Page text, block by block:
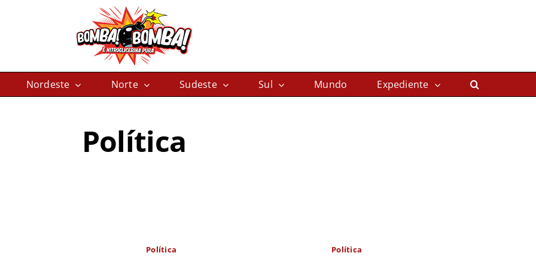
Nordeste Norte Sudeste Sul Mundo Expediente
Política
Política Política